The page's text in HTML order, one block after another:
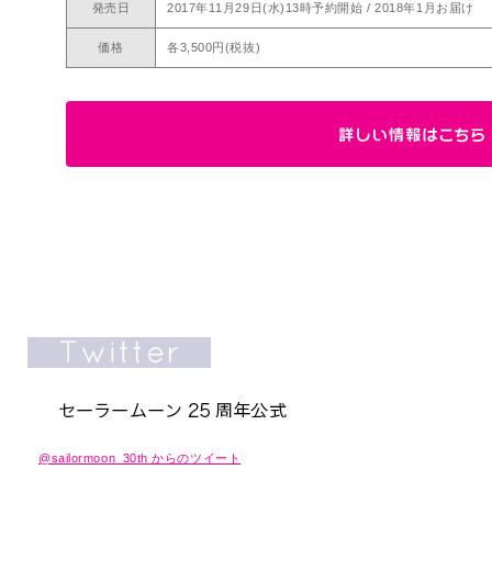
発売日 2017年11月29日(水)13時予約開始 / 2018年1月お届け
価格 各3,500円(税抜)
@sailormoon_30th からのツイート